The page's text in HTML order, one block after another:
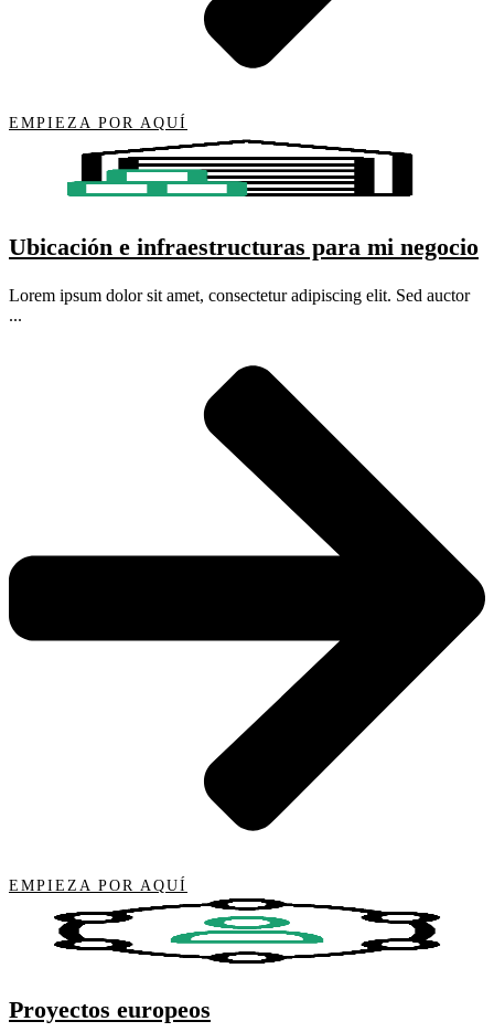
EMPIEZA POR AQUÍ
Ubicación e infraestructuras para mi negocio
Lorem ipsum dolor sit amet, consectetur adipiscing elit. Sed auctor
...
EMPIEZA POR AQUÍ
Proyectos europeos